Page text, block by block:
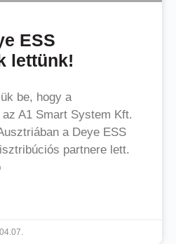
ESS
lettünk!
be, hogy a
A1 Smart System Kft.
a Deye ESS
partnere lett.